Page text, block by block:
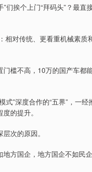
们挨个上门“拜码头”？最
对传统、更看重机械素质
槛不高，10万的国产车都
”深度合作的“五界”，一
的提升。
次的原因。
方国企，地方国企不如民